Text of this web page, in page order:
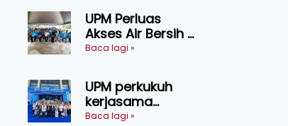
AgriHub pacu
transformasi
pertanian
Sarawak
UPM Perluas
Akses Air Bersih di
31 Kediaman
Chini
Baca lagi »
UPM perkukuh
kerjasama
pendidikan pintar
Baca lagi »